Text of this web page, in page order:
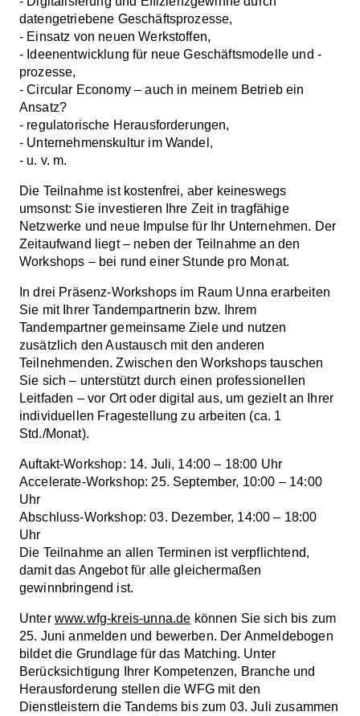
datengetriebene Geschäftsprozesse,
- Einsatz von neuen Werkstoffen,
- Ideenentwicklung für neue Geschäftsmodelle und -
prozesse,
- Circular Economy – auch in meinem Betrieb ein
Ansatz?
- regulatorische Herausforderungen,
- Unternehmenskultur im Wandel,
- u. v. m.
Die Teilnahme ist kostenfrei, aber keineswegs
umsonst: Sie investieren Ihre Zeit in tragfähige
Netzwerke und neue Impulse für Ihr Unternehmen. Der
Zeitaufwand liegt – neben der Teilnahme an den
Workshops – bei rund einer Stunde pro Monat.
In drei Präsenz-Workshops im Raum Unna erarbeiten
Sie mit Ihrer Tandempartnerin bzw. Ihrem
Tandempartner gemeinsame Ziele und nutzen
zusätzlich den Austausch mit den anderen
Teilnehmenden. Zwischen den Workshops tauschen
Sie sich – unterstützt durch einen professionellen
Leitfaden – vor Ort oder digital aus, um gezielt an Ihrer
individuellen Fragestellung zu arbeiten (ca. 1
Std./Monat).
Auftakt-Workshop: 14. Juli, 14:00 – 18:00 Uhr
Accelerate-Workshop: 25. September, 10:00 – 14:00
Uhr
Abschluss-Workshop: 03. Dezember, 14:00 – 18:00
Uhr
Die Teilnahme an allen Terminen ist verpflichtend,
damit das Angebot für alle gleichermaßen
gewinnbringend ist.
Unter www.wfg-kreis-unna.de können Sie sich bis zum
25. Juni anmelden und bewerben. Der Anmeldebogen
bildet die Grundlage für das Matching. Unter
Berücksichtigung Ihrer Kompetenzen, Branche und
Herausforderung stellen die WFG mit den
Dienstleistern die Tandems bis zum 03. Juli zusammen